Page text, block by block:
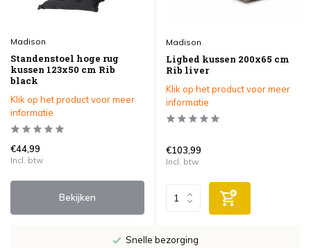
Madison
Standenstoel hoge rug
kussen 123x50 cm Rib
black
Klik op het product voor meer
informatie
€44,99
Incl. btw
Bekijken
Madison
Ligbed kussen 200x65 cm
Rib liver
Klik op het product voor meer
informatie
€103,99
Incl. btw
Snelle bezorging